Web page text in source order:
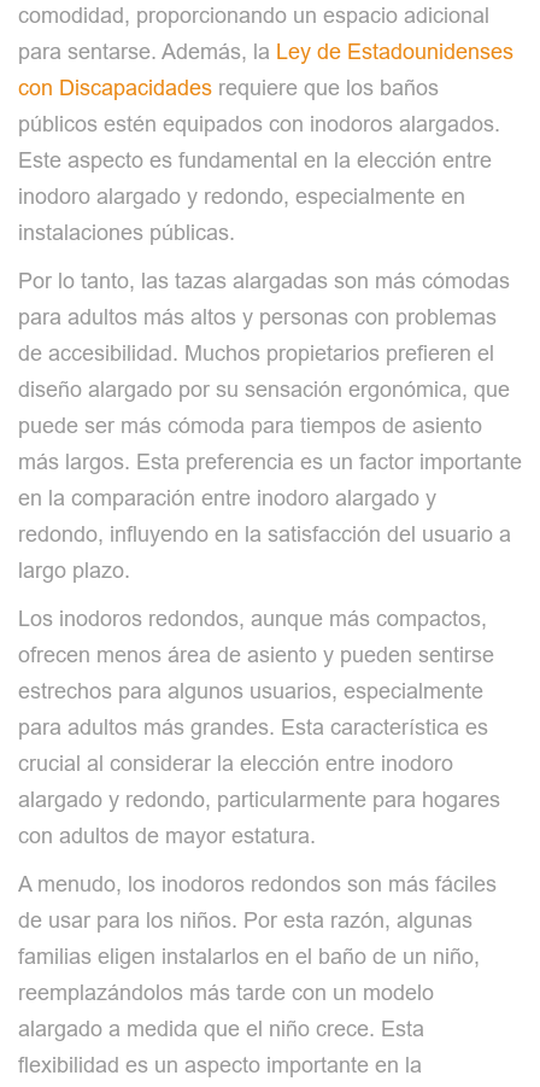
comodidad, proporcionando un espacio adicional
para sentarse. Además, la Ley de Estadounidenses
con Discapacidades requiere que los baños
públicos estén equipados con inodoros alargados.
Este aspecto es fundamental en la elección entre
inodoro alargado y redondo, especialmente en
instalaciones públicas.
Por lo tanto, las tazas alargadas son más cómodas
para adultos más altos y personas con problemas
de accesibilidad. Muchos propietarios prefieren el
diseño alargado por su sensación ergonómica, que
puede ser más cómoda para tiempos de asiento
más largos. Esta preferencia es un factor importante
en la comparación entre inodoro alargado y
redondo, influyendo en la satisfacción del usuario a
largo plazo.
Los inodoros redondos, aunque más compactos,
ofrecen menos área de asiento y pueden sentirse
estrechos para algunos usuarios, especialmente
para adultos más grandes. Esta característica es
crucial al considerar la elección entre inodoro
alargado y redondo, particularmente para hogares
con adultos de mayor estatura.
A menudo, los inodoros redondos son más fáciles
de usar para los niños. Por esta razón, algunas
familias eligen instalarlos en el baño de un niño,
reemplazándolos más tarde con un modelo
alargado a medida que el niño crece. Esta
flexibilidad es un aspecto importante en la